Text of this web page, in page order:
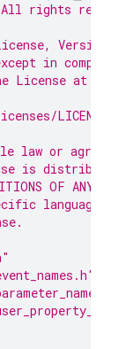
All rights
in
License at
LICENSE-
law or
is distributed
OF
language